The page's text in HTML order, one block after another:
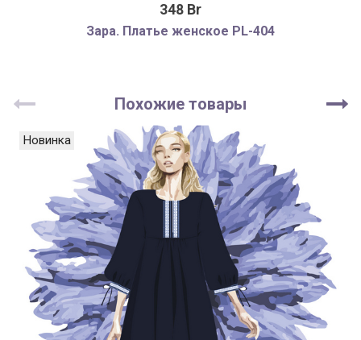
348 Br
Зара. Платье женское PL-404
Похожие товары
Новинка